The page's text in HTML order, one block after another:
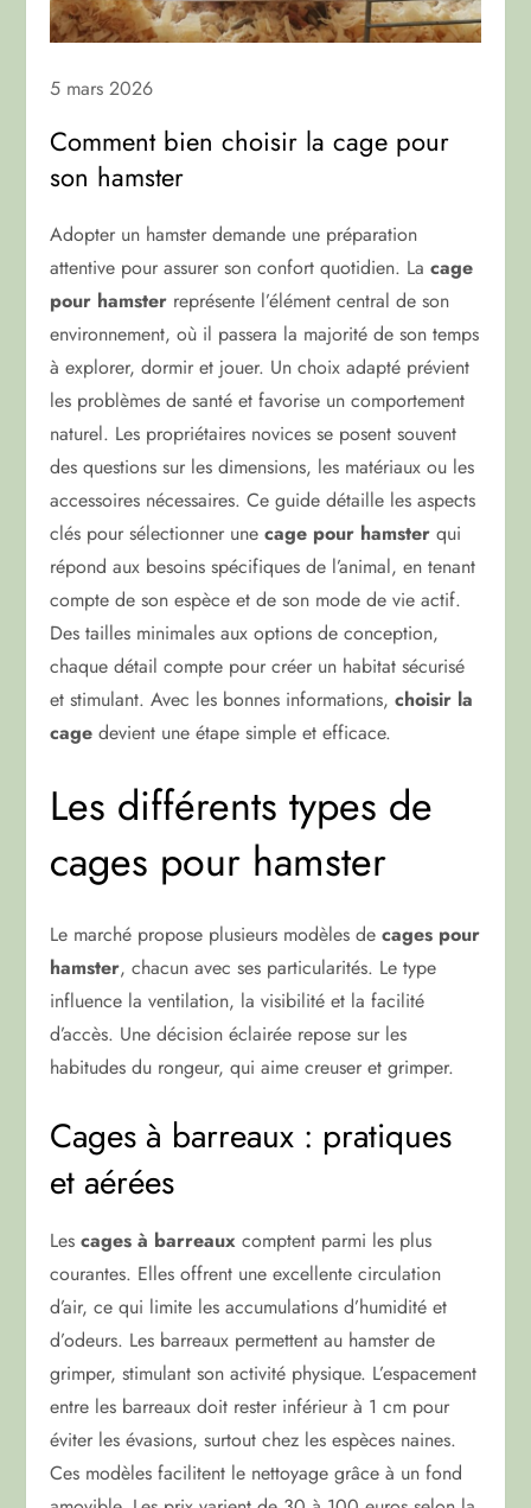
5 mars 2026
Comment bien choisir la cage pour
son hamster
Adopter un hamster demande une préparation
attentive pour assurer son confort quotidien. Lacage
pour hamster représente l’élément central de son
environnement, où il passera la majorité de son temps
à explorer, dormir et jouer. Un choix adapté prévient
les problèmes de santé et favorise un comportement
naturel. Les propriétaires novices se posent souvent
des questions sur les dimensions, les matériaux ou les
accessoires nécessaires. Ce guide détaille les aspects
clés pour sélectionner unecage pour hamster qui
répond aux besoins spécifiques de l’animal, en tenant
compte de son espèce et de son mode de vie actif.
Des tailles minimales aux options de conception,
chaque détail compte pour créer un habitat sécurisé
et stimulant. Avec les bonnes informations,choisir la
cage devient une étape simple et efficace.
Les différents types de
cages pour hamster
Le marché propose plusieurs modèles decages pour
hamster, chacun avec ses particularités. Le type
influence la ventilation, la visibilité et la facilité
d’accès. Une décision éclairée repose sur les
habitudes du rongeur, qui aime creuser et grimper.
Cages à barreaux : pratiques
et aérées
Lescages à barreaux comptent parmi les plus
courantes. Elles offrent une excellente circulation
d’air, ce qui limite les accumulations d’humidité et
d’odeurs. Les barreaux permettent au hamster de
grimper, stimulant son activité physique. L’espacement
entre les barreaux doit rester inférieur à 1 cm pour
éviter les évasions, surtout chez les espèces naines.
Ces modèles facilitent le nettoyage grâce à un fond